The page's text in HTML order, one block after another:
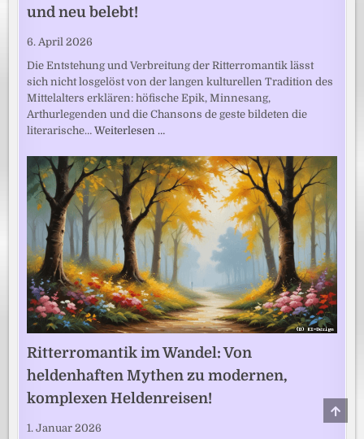
und neu belebt!
6. April 2026
Die Entstehung und Verbreitung der Ritterromantik lässt
sich nicht losgelöst von der langen kulturellen Tradition des
Mittelalters erklären: höfische Epik, Minnesang,
Arthurlegenden und die Chansons de geste bildeten die
literarische…Weiterlesen …
Ritterromantik im Wandel: Von
heldenhaften Mythen zu modernen,
komplexen Heldenreisen!
1. Januar 2026 TO